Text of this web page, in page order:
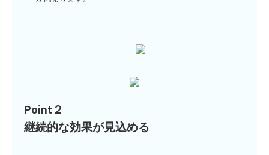
Point２
継続的な効果が見込める